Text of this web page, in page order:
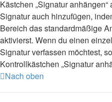
Kästchen „Signatur
Signatur auch hinzufügen,
Bereich das standardmäßige
aktivierst. Wenn du einen
Signatur verfassen möchtest,
Kontrollkästchen „Signatur
Nach oben